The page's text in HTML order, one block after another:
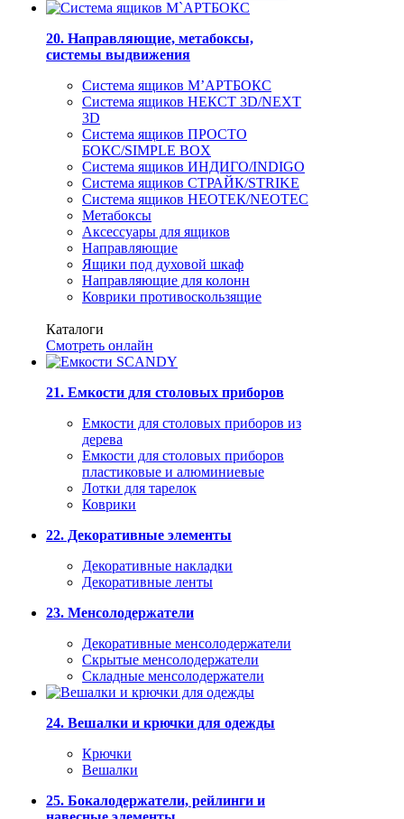
20. Направляющие, метабоксы,
системы выдвижения
Система ящиков М’АРТБОКС
Система ящиков НЕКСТ 3D/NEXT
3D
Система ящиков ПРОСТО
БОКС/SIMPLE BOX
Система ящиков ИНДИГО/INDIGO
Система ящиков СТРАЙК/STRIKE
Система ящиков НЕОТЕК/NEOTEC
Метабоксы
Аксессуары для ящиков
Направляющие
Ящики под духовой шкаф
Направляющие для колонн
Коврики противоскользящие
Каталоги
Смотреть онлайн
21. Емкости для столовых приборов
Емкости для столовых приборов из
дерева
Емкости для столовых приборов
пластиковые и алюминиевые
Лотки для тарелок
Коврики
22. Декоративные элементы
Декоративные накладки
Декоративные ленты
23. Менсолодержатели
Декоративные менсолодержатели
Скрытые менсолодержатели
Складные менсолодержатели
24. Вешалки и крючки для одежды
Крючки
Вешалки
25. Бокалодержатели, рейлинги и